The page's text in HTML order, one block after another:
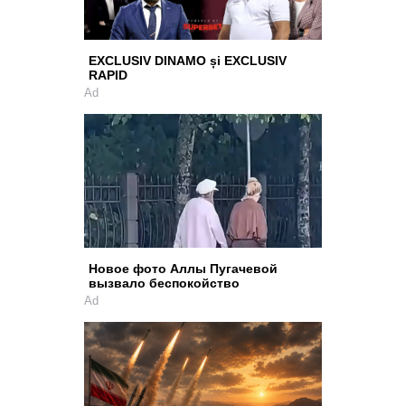
EXCLUSIV DINAMO și EXCLUSIV
RAPID
Ad
Новое фото Аллы Пугачевой
вызвало беспокойство
Ad